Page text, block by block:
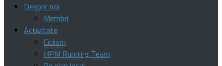
Despre noi
Membri
Activitate
Ciclism
HPM Running Team